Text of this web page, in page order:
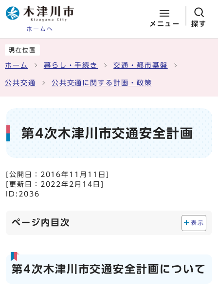
ホームへ
メニュー 探す
現在位置
ホーム 暮らし・手続き 交通・都市基盤
公共交通 公共交通に関する計画・政策
第4次木津川市交通安全計画
[公開日： 2016年11月11日
[更新日： 2022年2月14日
ID:2036
ページ内目次 表示
第4次木津川市交通安全計画について